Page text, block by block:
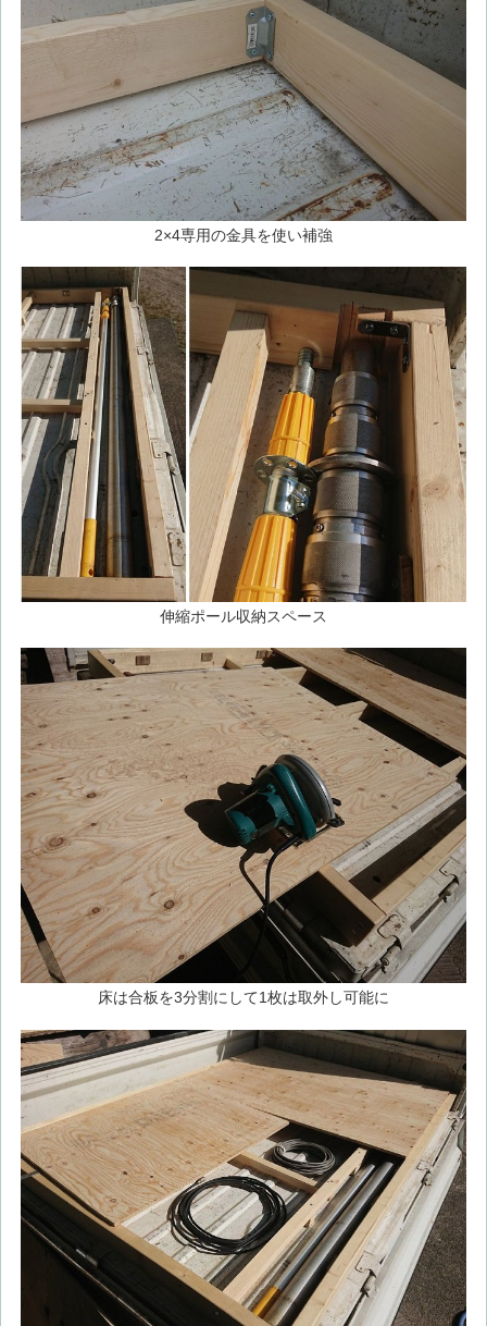
2×4専用の金具を使い補強
伸縮ポール収納スペース
床は合板を3分割にして1枚は取外し可能に